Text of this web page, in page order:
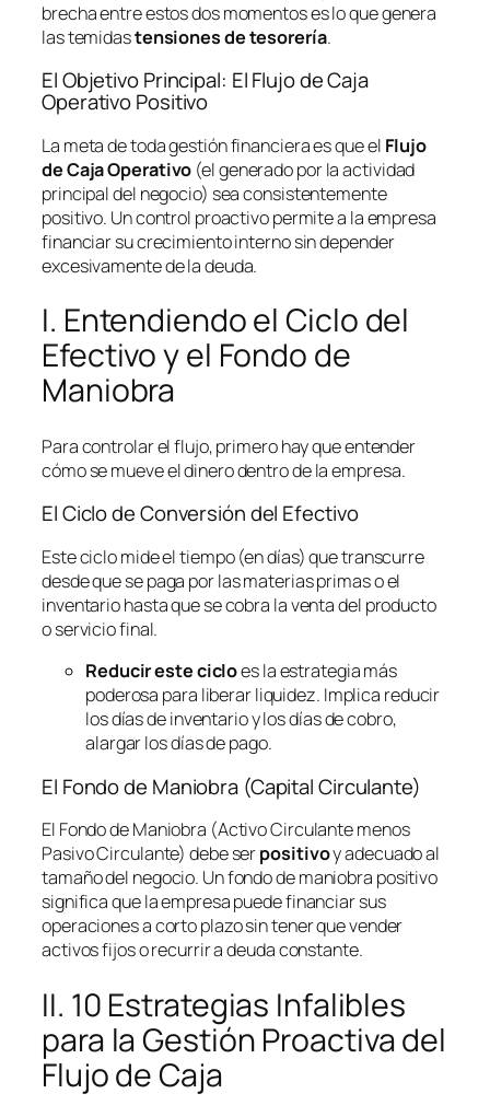
brecha entre estos dos momentos es lo que genera
las temidastensiones de tesorería.
El Objetivo Principal: El Flujo de Caja
Operativo Positivo
La meta de toda gestión financiera es que el Flujo
de Caja Operativo (el generado por la actividad
principal del negocio) sea consistentemente
positivo. Un control proactivo permite a la empresa
financiar su crecimiento interno sin depender
excesivamente de la deuda.
I. Entendiendo el Ciclo del
Efectivo y el Fondo de
Maniobra
Para controlar el flujo, primero hay que entender
cómo se mueve el dinero dentro de la empresa.
El Ciclo de Conversión del Efectivo
Este ciclo mide el tiempo (en días) que transcurre
desde que se paga por las materias primas o el
inventario hasta que se cobra la venta del producto
o servicio final.
Reducir este cicloes la estrategia más
poderosa para liberar liquidez. Implica reducir
los días de inventario y los días de cobro,
alargar los días de pago.
El Fondo de Maniobra (Capital Circulante)
El Fondo de Maniobra (Activo Circulante menos
Pasivo Circulante) debe serpositivoy adecuado al
tamaño del negocio. Un fondo de maniobra positivo
significa que la empresa puede financiar sus
operaciones a corto plazo sin tener que vender
activos fijos o recurrir a deuda constante.
II. 10 Estrategias Infalibles
para la Gestión Proactiva del
Flujo de Caja